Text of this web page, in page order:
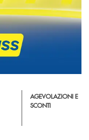
AGEVOLAZIONI E
SCONTI